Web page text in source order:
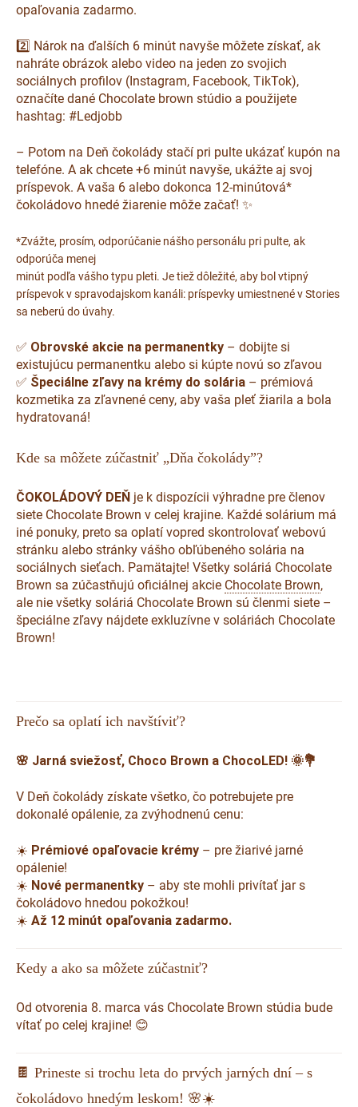
opaľovania zadarmo.
2️⃣ Nárok na ďalších 6 minút navyše môžete získať, ak
nahráte obrázok alebo video na jeden zo svojich
sociálnych profilov (Instagram, Facebook, TikTok),
označíte dané Chocolate brown stúdio a použijete
hashtag: #Ledjobb
– Potom na Deň čokolády stačí pri pulte ukázať kupón na
telefóne. A ak chcete +6 minút navyše, ukážte aj svoj
príspevok. A vaša 6 alebo dokonca 12-minútová*
čokoládovo hnedé žiarenie môže začať! ✨
*Zvážte, prosím, odporúčanie nášho personálu pri pulte, ak
odporúča menej
minút podľa vášho typu pleti. Je tiež dôležité, aby bol vtipný
príspevok v spravodajskom kanáli: príspevky umiestnené v Stories
sa neberú do úvahy.
✅ Obrovské akcie na permanentky – dobijte si
existujúcu permanentku alebo si kúpte novú so zľavou
✅ Špeciálne zľavy na krémy do solária – prémiová
kozmetika za zľavnené ceny, aby vaša pleť žiarila a bola
hydratovaná!
Kde sa môžete zúčastniť „Dňa čokolády”?
ČOKOLÁDOVÝ DEŇ je k dispozícii výhradne pre členov
siete Chocolate Brown v celej krajine. Každé solárium má
iné ponuky, preto sa oplatí vopred skontrolovať webovú
stránku alebo stránky vášho obľúbeného solária na
sociálnych sieťach. Pamätajte! Všetky soláriá Chocolate
Brown sa zúčastňujú oficiálnej akcie Chocolate Brown,
ale nie všetky soláriá Chocolate Brown sú členmi siete –
špeciálne zľavy nájdete exkluzívne v soláriách Chocolate
Brown!
Prečo sa oplatí ich navštíviť?
🌸 Jarná sviežosť, Choco Brown a ChocoLED! 🌞💐
V Deň čokolády získate všetko, čo potrebujete pre
dokonalé opálenie, za zvýhodnenú cenu:
☀️ Prémiové opaľovacie krémy – pre žiarivé jarné
opálenie!
☀️ Nové permanentky – aby ste mohli privítať jar s
čokoládovo hnedou pokožkou!
☀️ Až 12 minút opaľovania zadarmo.
Kedy a ako sa môžete zúčastniť?
Od otvorenia 8. marca vás Chocolate Brown stúdia bude
vítať po celej krajine! 😊
🍫 Prineste si trochu leta do prvých jarných dní – s
čokoládovo hnedým leskom! 🌸☀️